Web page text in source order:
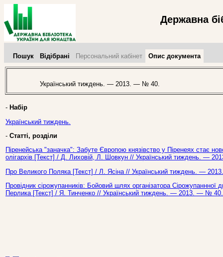
Державна
Пошук Відібрані Персональний кабінет Опис документа
Український тиждень. — 2013. — № 40.
- Набір
Український тиждень.
- Статті, розділи
Піренейська "заначка": Забуте Європою князівство у Піренеях стає
олігархів [Текст] / Д. Лиховій, Л. Шовкун // Український тиждень. —
Про Великого Поляка [Текст] / Л. Ясіна // Український тиждень. —
Провідник сірожупанників: Бойовий шлях організатора Сірожупаннної
Перлика [Текст] / Я. Тинченко // Український тиждень. — 2013. — №